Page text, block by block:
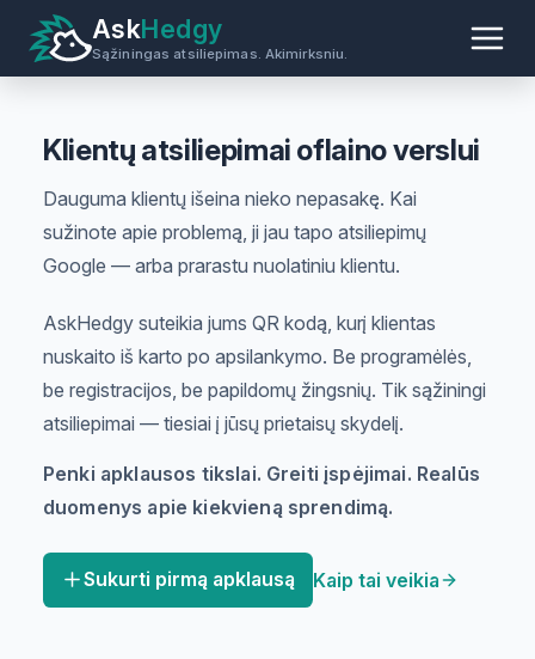
AskHedgy
Sąžiningas atsiliepimas. Akimirksniu.
Klientų atsiliepimai oflaino verslui
Dauguma klientų išeina nieko nepasakę. Kai
sužinote apie problemą, ji jau tapo atsiliepimų
Google — arba prarastu nuolatiniu klientu.
AskHedgy suteikia jums QR kodą, kurį klientas
nuskaito iš karto po apsilankymo. Be programėlės,
be registracijos, be papildomų žingsnių. Tik sąžiningi
atsiliepimai — tiesiai į jūsų prietaisų skydelį.
Penki apklausos tikslai. Greiti įspėjimai. Realūs
duomenys apie kiekvieną sprendimą.
Sukurti pirmą apklausą Kaip tai veikia